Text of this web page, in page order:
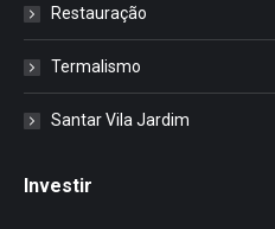
Restauração
Termalismo
Santar Vila Jardim
Investir